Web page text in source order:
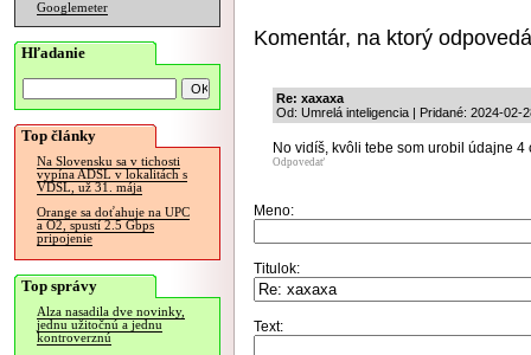
Googlemeter
Hľadanie
Top články
Na Slovensku sa v tichosti
vypína ADSL v lokalitách s
VDSL, už 31. mája
Orange sa doťahuje na UPC
a O2, spustí 2.5 Gbps
pripojenie
Top správy
Alza nasadila dve novinky,
jednu užitočnú a jednu
kontroverznú
Komentár, na ktorý
Re: xaxaxa
Od: Umrelá inteligencia | Pridané: 2024-02-
No vidíš, kvôli tebe som urobil údajne 4
Odpovedať
Meno:
Titulok:
Text: